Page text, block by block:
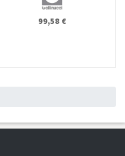
99,58 €